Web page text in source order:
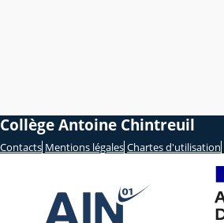
Collège Antoine Chintreuil
Contacts Mentions légales Chartes d'utilisation